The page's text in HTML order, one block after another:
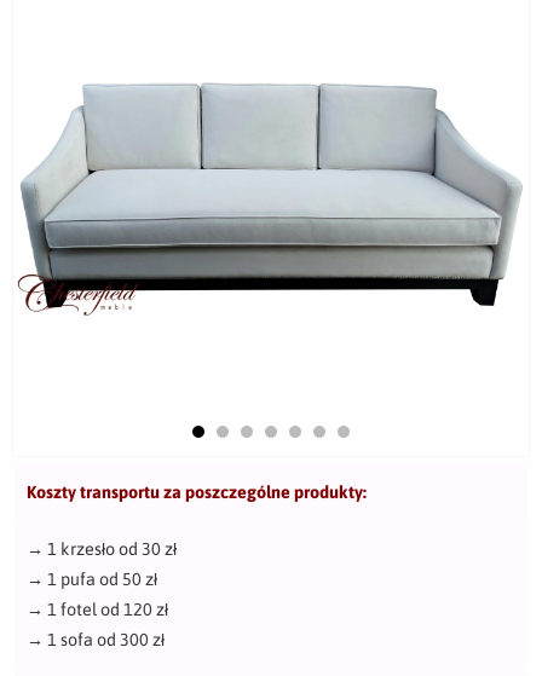
Koszty transportu za poszczególne produkty:
→ 1 krzesło od 30 zł
→ 1 pufa od 50 zł
→ 1 fotel od 120 zł
→ 1 sofa od 300 zł